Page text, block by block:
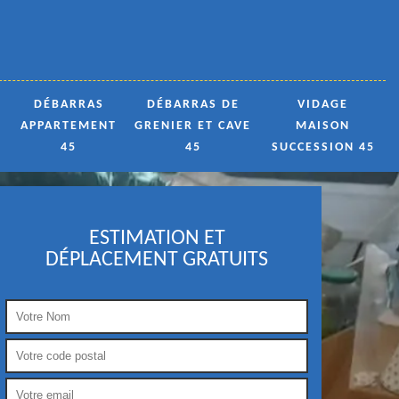
DÉBARRAS
APPARTEMENT
45
DÉBARRAS DE
GRENIER ET CAVE
45
VIDAGE
MAISON
SUCCESSION 45
ESTIMATION ET
DÉPLACEMENT GRATUITS